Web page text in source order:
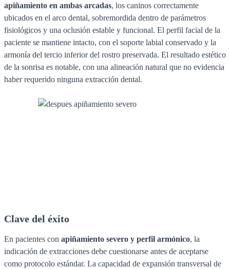
apiñamiento en ambas arcadas, los caninos correctamente
ubicados en el arco dental, sobremordida dentro de parámetros
fisiológicos y una oclusión estable y funcional. El perfil facial de la
paciente se mantiene intacto, con el soporte labial conservado y la
armonía del tercio inferior del rostro preservada. El resultado estético
de la sonrisa es notable, con una alineación natural que no evidencia
haber requerido ninguna extracción dental.
Clave del éxito
En pacientes con apiñamiento severo y perfil armónico, la
indicación de extracciones debe cuestionarse antes de aceptarse
como protocolo estándar. La capacidad de expansión transversal de